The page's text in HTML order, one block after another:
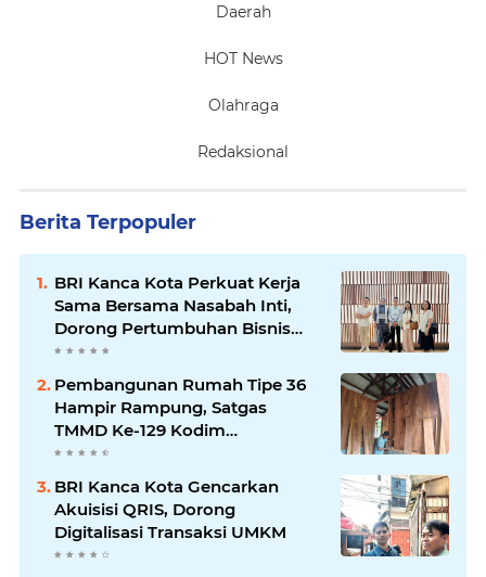
Daerah
HOT News
Olahraga
Redaksional
Berita Terpopuler
BRI Kanca Kota Perkuat Kerja
Sama Bersama Nasabah Inti,
Dorong Pertumbuhan Bisnis
Berkelanjutan
Pembangunan Rumah Tipe 36
Hampir Rampung, Satgas
TMMD Ke-129 Kodim
1807/Sorong Selatan Wujudkan
BRI Kanca Kota Gencarkan
Akuisisi QRIS, Dorong
Digitalisasi Transaksi UMKM